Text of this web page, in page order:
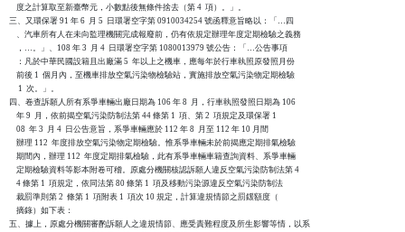
    度之計算取至新臺幣元，小數點後無條件捨去（第 4  項）。」。
三、又環保署 91 年 6  月 5  日環署空字第 0910034254 號函釋意旨略以：「…四
    、汽車所有人在未向監理機關完成報廢前，仍有依規定辦理年度定期檢驗之義務
    ，…。」、108 年 3  月 4  日環署空字第 1080013979 號公告：「…公告事項
    ：凡於中華民國設籍且出廠滿 5  年以上之機車，應每年於行車執照原發照月份
    前後 1  個月內，至機車排放空氣污染物檢驗站，實施排放空氣污染物定期檢驗
     1  次。」。
四、卷查訴願人所有系爭車輛出廠日期為 106 年 8  月，行車執照發照日期為 106
    年 9  月，依前揭空氣污染防制法第 44 條第 1  項、第 2  項規定及環保署 1
    08  年 3  月 4  日公告意旨，系爭車輛應於 112 年 8  月至 112 年 10 月間
    辦理 112  年度排放空氣污染物定期檢驗。惟系爭車輛未於前揭應定期排氣檢驗
    期間內，辦理 112  年度定期排氣檢驗，此有系爭車輛車籍查詢資料、系爭車輛
    定期檢驗資料等影本附卷可稽。原處分機關核認訴願人違反空氣污染防制法第 4
    4 條第 1  項規定，依同法第 80 條第 1  項及移動污染源違反空氣污染防制法
    裁罰準則第 2  條第 1  項附表 1  項次 10 規定，計算違規情節之罰鍰額度（
    摘錄）如下表：
五、據上，原處分機關審酌訴願人之違規情節、應受責難程度及所生影響等情，以系